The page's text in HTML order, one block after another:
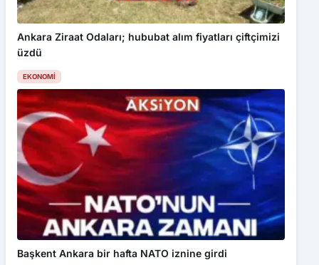
Ankara Ziraat Odaları; hububat alım fiyatları çiftçimizi
üzdü
EKONOMI
Başkent Ankara bir hafta NATO iznine girdi